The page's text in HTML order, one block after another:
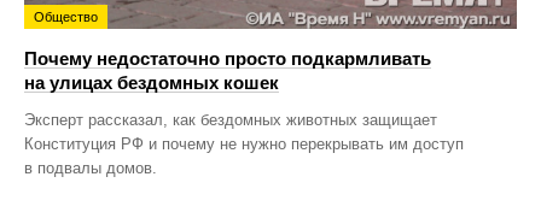
Общество
Почему недостаточно просто подкармливать
на улицах бездомных кошек
Эксперт рассказал, как бездомных животных защищает
Конституция РФ и почему не нужно перекрывать им доступ
в подвалы домов.